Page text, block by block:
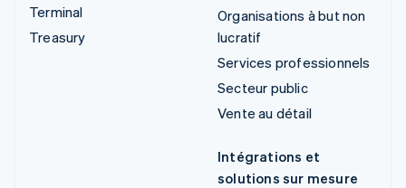
Terminal
Treasury
Organisations à but non
lucratif
Services professionnels
Secteur public
Vente au détail
Intégrations et
solutions sur mesure